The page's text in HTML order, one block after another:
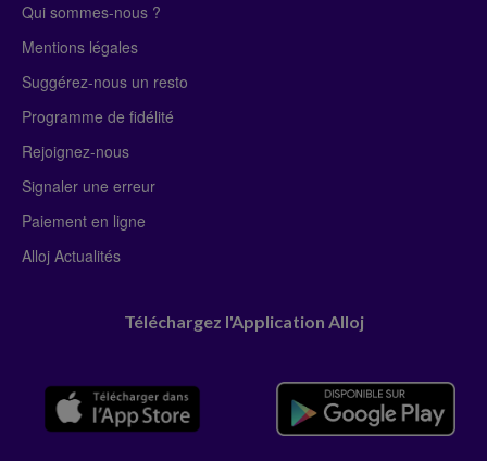
Qui sommes-nous ?
Mentions légales
Suggérez-nous un resto
Programme de fidélité
Rejoignez-nous
Signaler une erreur
Paiement en ligne
Alloj Actualités
Téléchargez l'Application Alloj